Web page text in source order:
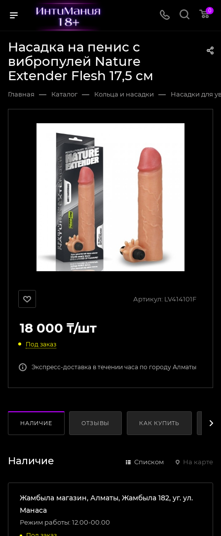
0
Насадка на пенис с
вибропулей Nature
Extender Flesh 17,5 см
Главная — Каталог — Кольца и насадки — Насадки для
Артикул: LV414101F
18 000 ₸/шт
Под заказ
Экспресс-доставка в течении часа по городу Алматы
НАЛИЧИЕ ОТЗЫВЫ КАК КУПИТЬ
Наличие Списком На карте
Жамбыла магазин, Алматы, Жамбыла 182, уг. ул.
Манаса
Режим работы: 12.00-00.00